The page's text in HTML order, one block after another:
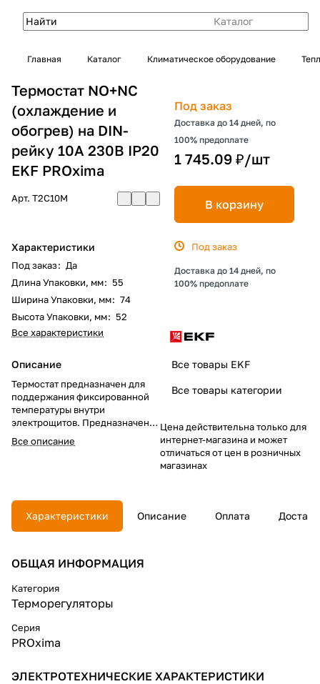
Каталог
Главная Каталог Климатическое оборудование
Термостат NO+NC
(охлаждение и
обогрев) на DIN-
рейку 10A 230В IP20
EKF PROxima
Арт. T2C10M
Характеристики
Под заказ: Да
Длина Упаковки, мм: 55
Ширина Упаковки, мм: 74
Высота Упаковки, мм: 52
Все характеристики
Описание
Термостат предназначен для
поддержания фиксированной
температуры внутри
электрощитов. Предназначен
для управления
исполнительными
предельной температуры.
Нормально-замкнутый контакт
(NC) используется для
контакт (NO) – для
или для включения сигнальных
датчиков при превышении
Все описание
Под заказ
Доставка до 14 дней, по
100% предоплате
1 745.09 ₽/шт
В корзину
Под заказ
Доставка до 14 дней, по
100% предоплате
Все товары EKF
Все товары категории
Цена действительна только для
интернет-магазина и может
отличаться от цен в розничных
магазинах
Характеристики Описание Оплата
ОБЩАЯ ИНФОРМАЦИЯ
Категория
Терморегуляторы
Серия
PROxima
ЭЛЕКТРОТЕХНИЧЕСКИЕ ХАРАКТЕРИСТИКИ